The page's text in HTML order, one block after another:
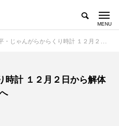
・じゃんがらからくり時計 １２月２日から解体工事 人形は活用・展示へ
時計 １２月２日から解体